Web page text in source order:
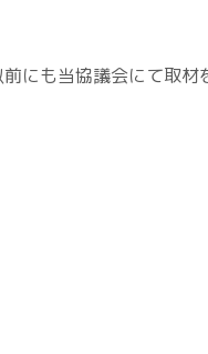
にも当協議会にて取